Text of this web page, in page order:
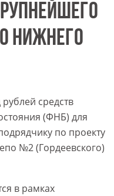
НИЖНЕГО
средств
(ФНБ) для
по проекту
№2 (Гордеевского)
в рамках